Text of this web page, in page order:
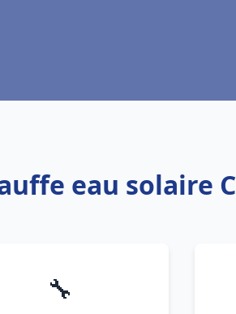
eau solaire
🔧